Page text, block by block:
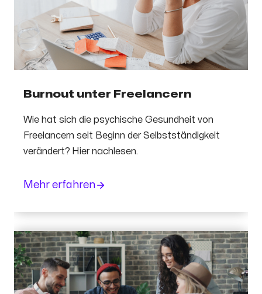
Burnout unter Freelancern
Wie hat sich die psychische Gesundheit von
Freelancern seit Beginn der Selbstständigkeit
verändert? Hier nachlesen.
Mehr erfahren